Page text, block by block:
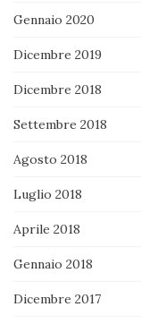
Gennaio 2020
Dicembre 2019
Dicembre 2018
Settembre 2018
Agosto 2018
Luglio 2018
Aprile 2018
Gennaio 2018
Dicembre 2017